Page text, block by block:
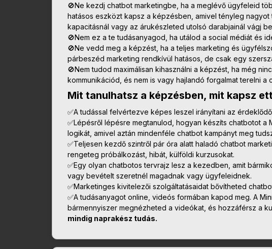
🚫Ne kezdj chatbot marketingbe, ha a meglévő ügyfeleid
hatásos eszközt kapsz a képzésben, amivel tényleg
kapacitásnál vagy az árukészleted utolsó darabjainál vágj
🚫Nem ez a te tudásanyagod, ha utálod a social médiát és
🚫Ne vedd meg a képzést, ha a teljes marketing és
párbeszéd marketing rendkívül hatásos, de csak egy
🚫Nem tudod maximálisan kihasználni a képzést, ha még
kommunikációd, és nem is vagy hajlandó forgalmat terelni a
Mit tanulhatsz a képzésben, mit kapsz
✅A tudással felvértezve képes leszel irányítani az
✅Lépésről lépésre megtanulod, hogyan készíts chatbotot a
logikát, amivel aztán mindenféle chatbot kampányt meg
✅Teljesen kezdő szintről pár óra alatt haladó chatbot
rengeteg próbálkozást, hibát, külföldi kurzusokat.
✅Egy olyan chatbotos tervrajz lesz a kezedben, amit
vagy bevételt szeretnél magadnak vagy ügyfeleidnek.
✅Marketinges kivitelezői szolgáltatásaidat bővítheted
✅A tudásanyagot online, videós formában kapod meg. A
bármennyiszer megnézheted a videókat, és hozzáférsz a
mindig naprakész tudás.